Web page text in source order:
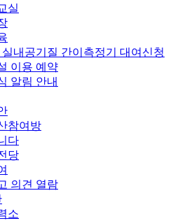
실
실내공기질 간이측정기 대여신청
이용 예약
알림 안내
참여방
다
당
의견 열람
소